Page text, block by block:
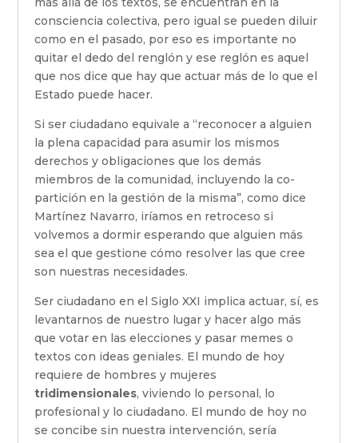
consciencia colectiva, pero igual se pueden diluir
como en el pasado, por eso es importante no
quitar el dedo del renglón y ese reglón es aquel
que nos dice que hay que actuar más de lo que el
Estado puede hacer.
Si ser ciudadano equivale a “reconocer a alguien
la plena capacidad para asumir los mismos
derechos y obligaciones que los demás
miembros de la comunidad, incluyendo la co-
partición en la gestión de la misma”, como dice
Martínez Navarro, iríamos en retroceso si
volvemos a dormir esperando que alguien más
sea el que gestione cómo resolver las que cree
son nuestras necesidades.
Ser ciudadano en el Siglo XXI implica actuar, sí, es
levantarnos de nuestro lugar y hacer algo más
que votar en las elecciones y pasar memes o
textos con ideas geniales. El mundo de hoy
requiere de hombres y mujeres
tridimensionales, viviendo lo personal, lo
profesional y lo ciudadano. El mundo de hoy no
se concibe sin nuestra intervención, sería